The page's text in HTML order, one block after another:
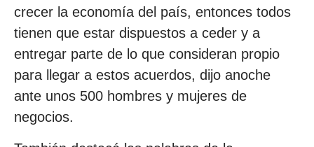
crecer la economía del país, entonces todos
tienen que estar dispuestos a ceder y a
entregar parte de lo que consideran propio
para llegar a estos acuerdos, dijo anoche
ante unos 500 hombres y mujeres de
negocios.